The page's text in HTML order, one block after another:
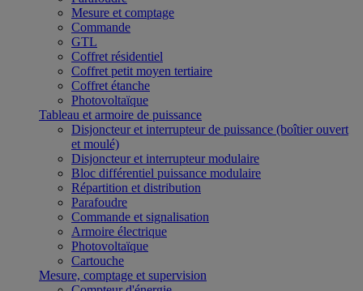
Mesure et comptage
Commande
GTL
Coffret résidentiel
Coffret petit moyen tertiaire
Coffret étanche
Photovoltaïque
Tableau et armoire de puissance
Disjoncteur et interrupteur de puissance (boîtier ouvert
et moulé)
Disjoncteur et interrupteur modulaire
Bloc différentiel puissance modulaire
Répartition et distribution
Parafoudre
Commande et signalisation
Armoire électrique
Photovoltaïque
Cartouche
Mesure, comptage et supervision